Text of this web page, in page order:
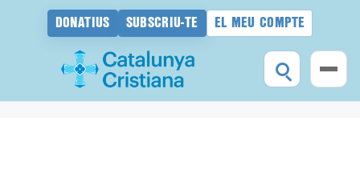
DONATIUS SUBSCRIU-TE EL MEU COMPTE